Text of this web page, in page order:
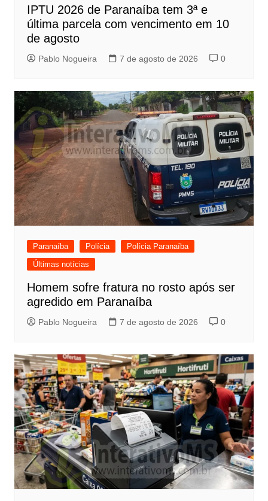
IPTU 2026 de Paranaíba tem 3ª e
última parcela com vencimento em 10
de agosto
Pablo Nogueira 7 de agosto de 2026 0
Paranaíba Polícia
Polícia Paranaíba
Últimas notícias
Homem sofre fratura no rosto após ser
agredido em Paranaíba
Pablo Nogueira 7 de agosto de 2026 0